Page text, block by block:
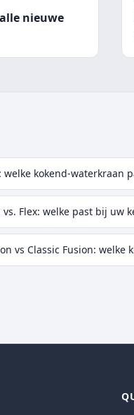
nieuwe
welke kokend-waterkraan
vs. Flex: welke past bij uw
vs Classic Fusion: welke